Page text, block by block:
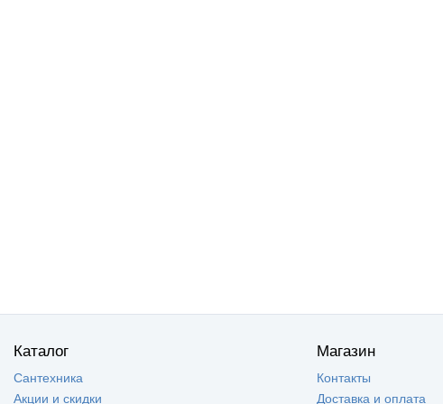
Каталог
Сантехника
Акции и скидки
Магазин
Контакты
Доставка и оплата